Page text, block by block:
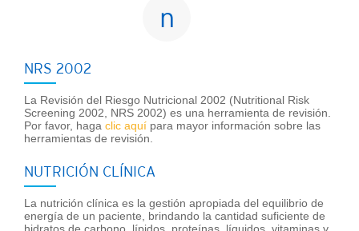
n
NRS 2002
La Revisión del Riesgo Nutricional 2002 (Nutritional Risk
Screening 2002, NRS 2002) es una herramienta de revisión.
Por favor, haga clic aquí para mayor información sobre las
herramientas de revisión.
NUTRICIÓN CLÍNICA
La nutrición clínica es la gestión apropiada del equilibrio de
energía de un paciente, brindando la cantidad suficiente de
hidratos de carbono, lípidos, proteínas, líquidos, vitaminas y